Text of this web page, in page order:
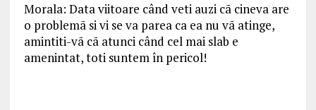
Morala: Data viitoare când veti auzi cã cineva are
o problemã si vi se va parea ca ea nu vã atinge,
amintiti-vã cã atunci când cel mai slab e
amenintat, toti suntem în pericol!